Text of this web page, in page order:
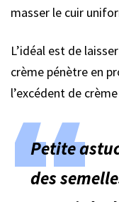
masser le cuir
L’idéal est de
crème pénètre en
l’excédent de
Petite
des